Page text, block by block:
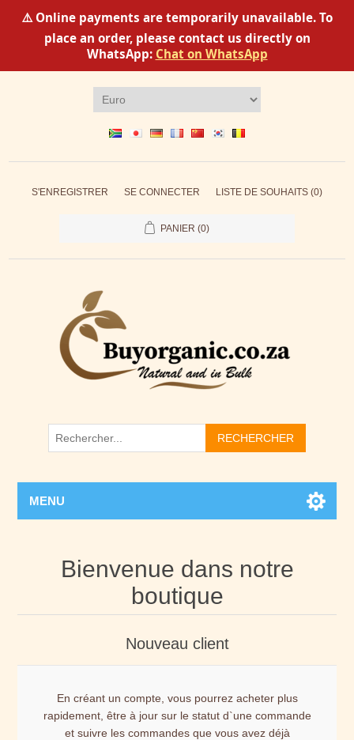
⚠️ Online payments are temporarily unavailable. To
place an order, please contact us directly on
WhatsApp: Chat on WhatsApp
S'ENREGISTRER SE CONNECTER LISTE DE SOUHAITS (0)
PANIER (0)
RECHERCHER
MENU
Bienvenue dans notre
boutique
Nouveau client
En créant un compte, vous pourrez acheter plus
rapidement, être à jour sur le statut d`une commande
et suivre les commandes que vous avez déjà